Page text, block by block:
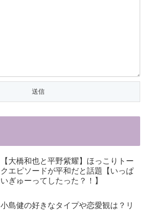
【大橋和也と平野紫耀】ほっこりトー
クエピソードが平和だと話題【いっぱ
いぎゅーってしたった？！】
小島健の好きなタイプや恋愛観は？リ